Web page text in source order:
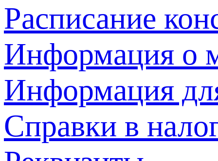
Расписание
Информация о
Информация
Справки в